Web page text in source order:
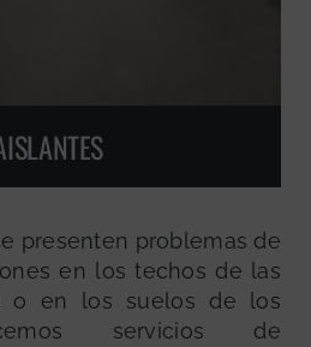
presenten problemas de
en los techos de las
o en los suelos de los
servicios de